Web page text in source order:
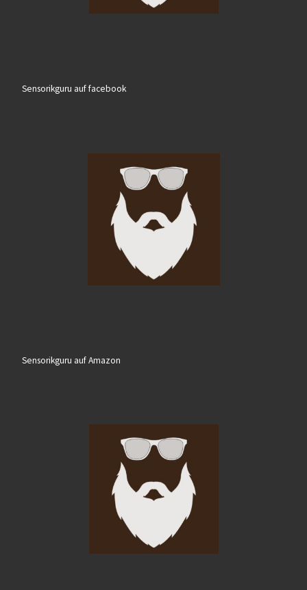
Sensorikguru auf facebook
Sensorikguru auf Amazon